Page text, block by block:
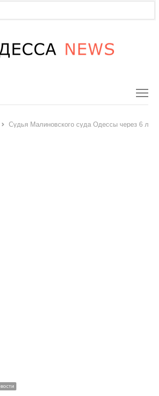
Судья Малиновского суда Одессы через 6 лет